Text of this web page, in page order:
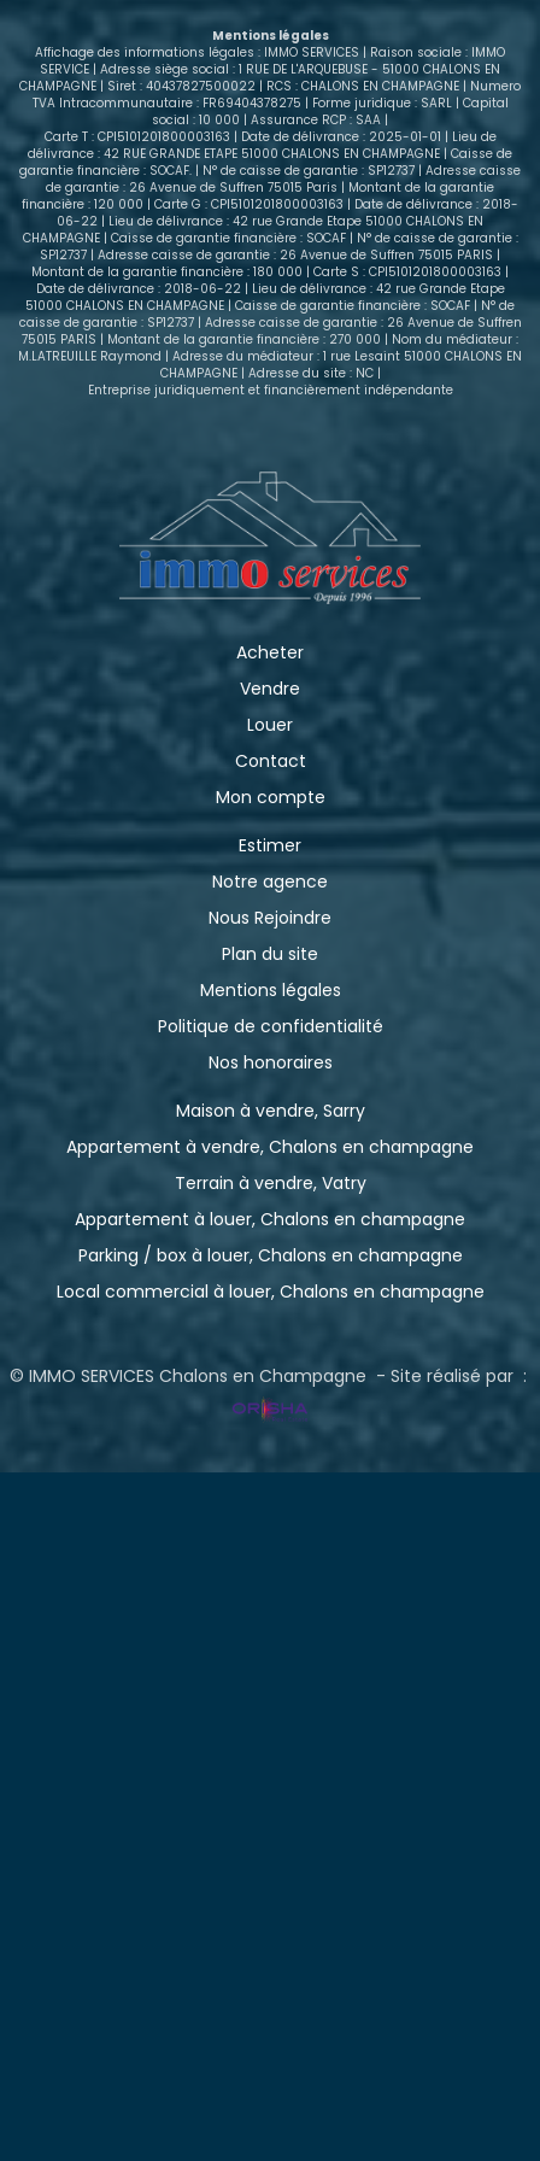
places de stationnement privatives en sous-sol,
accessibles par un portail électrique. - Une cave
privative complète les prestations. - Situé en hyper
centre, vous bénéficiez de la proximité immédiate
des commerces, écoles, transports et services.
Venez le découvrir ! Ce bien est proposé à 120 000 €
FAI. Une belle opportunité à visiter sans tarder !
Contacter notre conseillère en immobilier.
Mentions légales
Affichage des informations légales : IMMO SERVICES | Raison sociale : IMMO
SERVICE | Adresse siège social : 1 RUE DE L'ARQUEBUSE - 51000 CHALONS EN
CHAMPAGNE | Siret : 40437827500022 | RCS : CHALONS EN CHAMPAGNE | Numero
TVA Intracommunautaire : FR69404378275 | Forme juridique : SARL | Capital
social : 10 000 | Assurance RCP : SAA |
Carte T : CPI5101201800003163 | Date de délivrance : 2025-01-01 | Lieu de
délivrance : 42 RUE GRANDE ETAPE 51000 CHALONS EN CHAMPAGNE | Caisse de
garantie financière : SOCAF. | N° de caisse de garantie : SP12737 | Adresse caisse
de garantie : 26 Avenue de Suffren 75015 Paris | Montant de la garantie
financière : 120 000 | Carte G : CPI5101201800003163 | Date de délivrance : 2018-
06-22 | Lieu de délivrance : 42 rue Grande Etape 51000 CHALONS EN
CHAMPAGNE | Caisse de garantie financière : SOCAF | N° de caisse de garantie :
SP12737 | Adresse caisse de garantie : 26 Avenue de Suffren 75015 PARIS |
Montant de la garantie financière : 180 000 | Carte S : CPI5101201800003163 |
Date de délivrance : 2018-06-22 | Lieu de délivrance : 42 rue Grande Etape
51000 CHALONS EN CHAMPAGNE | Caisse de garantie financière : SOCAF | N° de
caisse de garantie : SP12737 | Adresse caisse de garantie : 26 Avenue de Suffren
75015 PARIS | Montant de la garantie financière : 270 000 | Nom du médiateur :
M.LATREUILLE Raymond | Adresse du médiateur : 1 rue Lesaint 51000 CHALONS EN
CHAMPAGNE | Adresse du site : NC |
Entreprise juridiquement et financièrement indépendante
Acheter
Vendre
Louer
Contact
Mon compte
Estimer
Notre agence
Nous Rejoindre
Plan du site
Mentions légales
Politique de confidentialité
Nos honoraires
Maison à vendre, Sarry
Appartement à vendre, Chalons en champagne
Terrain à vendre, Vatry
Appartement à louer, Chalons en champagne
Parking / box à louer, Chalons en champagne
Local commercial à louer, Chalons en champagne
© IMMO SERVICES Chalons en Champagne - Site réalisé par :